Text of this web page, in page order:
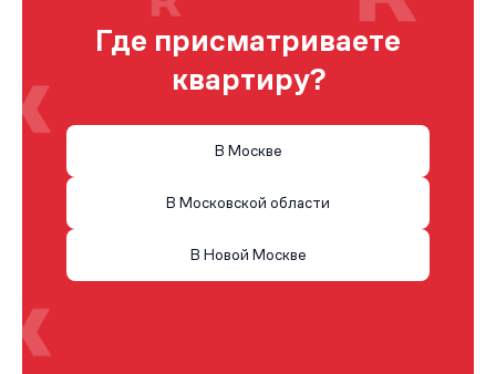
Где присматриваете
квартиру?
В Москве
В Московской области
В Новой Москве